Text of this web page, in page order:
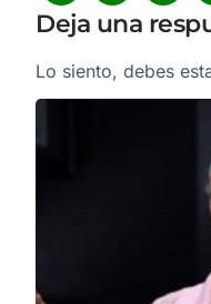
Deja una
Lo siento, debes